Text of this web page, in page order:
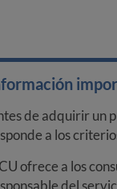
de adquirir un
a los
ofrece a los
del